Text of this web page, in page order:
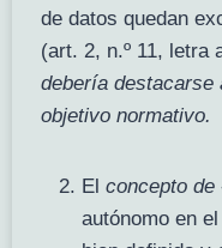
de datos quedan
(art. 2, n.º 11, letra
debería destacarse
objetivo normativo.
El concepto
autónomo en